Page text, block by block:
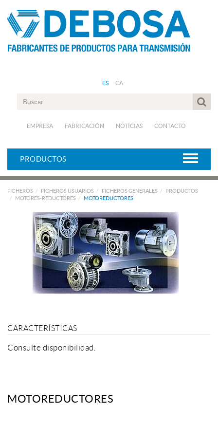
ES CA
EMPRESA FABRICACIÓN NOTÍCIAS CONTACTO
PRODUCTOS
FICHEROS FICHEROS USUARIOS FICHEROS GENERALES
PRODUCTOS
MOTORES-REDUCTORES
MOTOREDUCTORES
CARACTERÍSTICAS
Consulte disponibilidad.
MOTOREDUCTORES